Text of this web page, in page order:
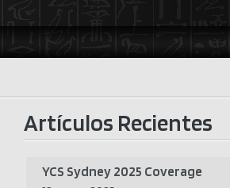
Artículos Recientes
YCS Sydney 2025 Coverage